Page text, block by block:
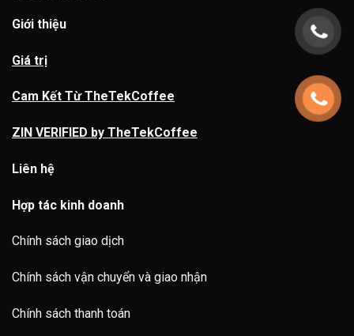
Giới thiệu
Giá trị
Cam Kết Từ TheTekCoffee
ZIN VERIFIED by TheTekCoffee
Liên hệ
Hợp tác kinh doanh
Chính sách giao dịch
Chính sách vận chuyển và giao nhận
Chính sách thanh toán